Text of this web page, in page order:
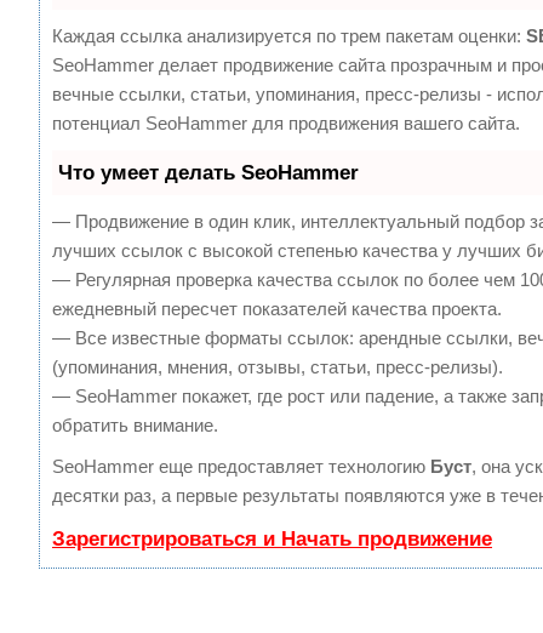
Каждая ссылка анализируется по трем пакетам оценки:
SeoHammer делает продвижение сайта прозрачным и
вечные ссылки, статьи, упоминания, пресс-релизы -
потенциал SeoHammer для продвижения вашего сайта.
Что умеет делать SeoHammer
— Продвижение в один клик, интеллектуальный подбор
лучших ссылок с высокой степенью качества у лучших
— Регулярная проверка качества ссылок по более чем
ежедневный пересчет показателей качества проекта.
— Все известные форматы ссылок: арендные ссылки,
(упоминания, мнения, отзывы, статьи, пресс-релизы).
— SeoHammer покажет, где рост или падение, а также
обратить внимание.
SeoHammer еще предоставляет технологию Буст, она
десятки раз, а первые результаты появляются уже в
Зарегистрироваться и Начать продвижение